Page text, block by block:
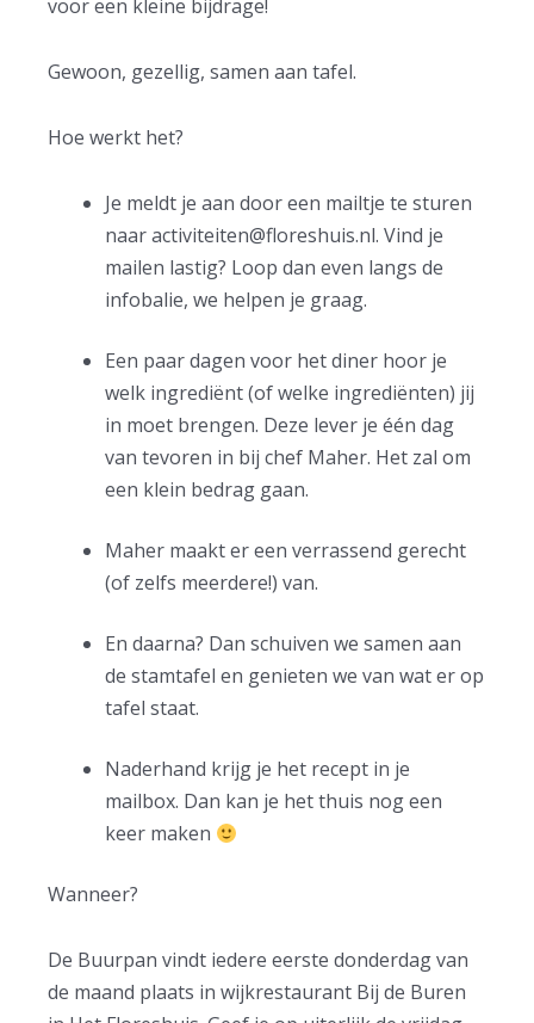
voor een kleine bijdrage!
Gewoon, gezellig, samen aan tafel.
Hoe werkt het?
Je meldt je aan door een mailtje te sturen
naaractiviteiten@floreshuis.nl. Vind je
mailen lastig? Loop dan even langs de
infobalie, we helpen je graag.
Een paar dagen voor het diner hoor je
welk ingrediënt (of welke ingrediënten) jij
in moet brengen. Deze lever je één dag
van tevoren in bij chef Maher. Het zal om
een klein bedrag gaan.
Maher maakt er een verrassend gerecht
(of zelfs meerdere!) van.
En daarna? Dan schuiven we samen aan
de stamtafel en genieten we van wat er op
tafel staat.
Naderhand krijg je het recept in je
mailbox. Dan kan je het thuis nog een
keer maken
Wanneer?
De Buurpan vindt iedere eerste donderdag van
de maand plaats in wijkrestaurant Bij de Buren